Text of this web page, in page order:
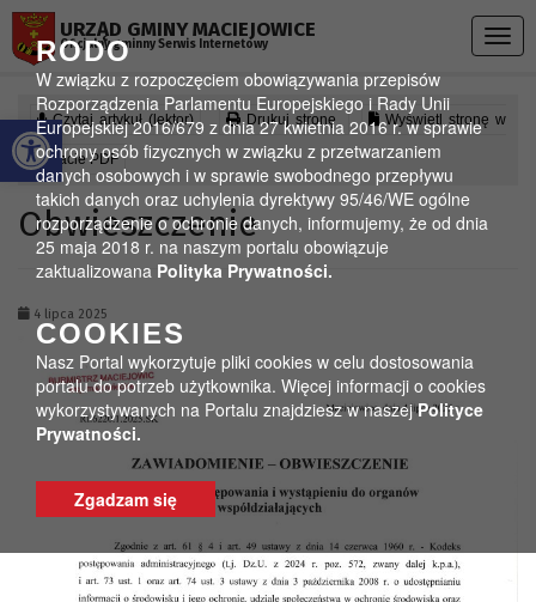
Otwórz pasek narzędzi
RODO
W związku z rozpoczęciem obowiązywania przepisów
Rozporządzenia Parlamentu Europejskiego i Rady Unii
Europejskiej 2016/679 z dnia 27 kwietnia 2016 r. w sprawie
ochrony osób fizycznych w związku z przetwarzaniem
danych osobowych i w sprawie swobodnego przepływu
takich danych oraz uchylenia dyrektywy 95/46/WE ogólne
rozporządzenie o ochronie danych, informujemy, że od dnia
25 maja 2018 r. na naszym portalu obowiązuje
zaktualizowana Polityka Prywatności.
COOKIES
Nasz Portal wykorzytuje pliki cookies w celu dostosowania
portalu do potrzeb użytkownika. Więcej informacji o cookies
wykorzystywanych na Portalu znajdziesz w naszejPolityce
Prywatności.
Zgadzam się
URZĄD GMINY MACIEJOWICE
Oficjalny gminny Serwis Internetowy
Czytaj artykuł (lektor) Drukuj stronę Wyświetl stronę w
formacie PDF
Obwieszczenie
4 lipca 2025